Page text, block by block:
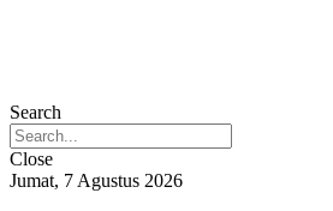
Search
Close
Jumat, 7 Agustus 2026